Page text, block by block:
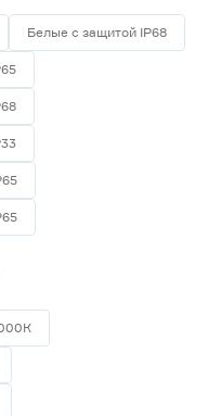
Белые с защитой IP68